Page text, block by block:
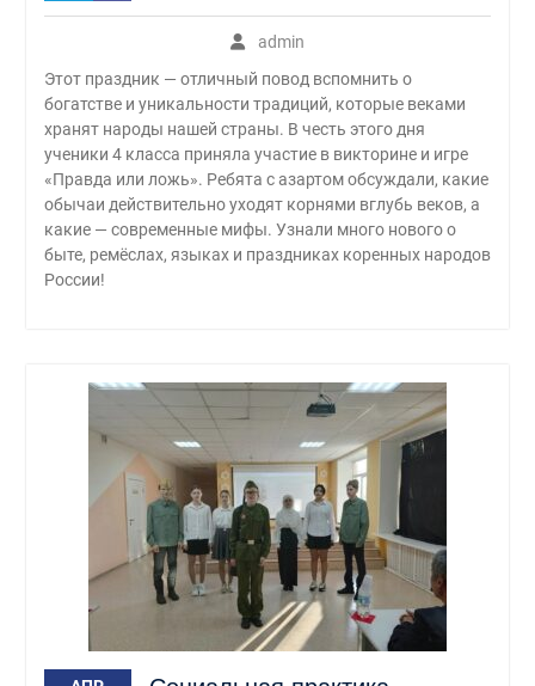
admin
Этот праздник — отличный повод вспомнить о
богатстве и уникальности традиций, которые веками
хранят народы нашей страны. В честь этого дня
ученики 4 класса приняла участие в викторине и игре
«Правда или ложь». Ребята с азартом обсуждали, какие
обычаи действительно уходят корнями вглубь веков, а
какие — современные мифы. Узнали много нового о
быте, ремёслах, языках и праздниках коренных народов
России!